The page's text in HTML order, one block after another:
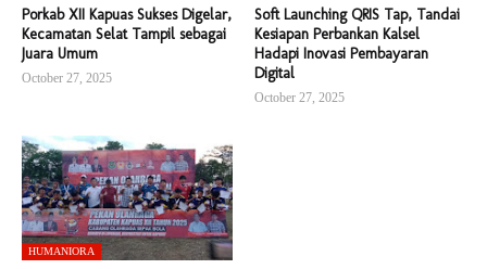
Porkab XII Kapuas Sukses Digelar,
Kecamatan Selat Tampil sebagai
Juara Umum
October 27, 2025
Soft Launching QRIS Tap, Tandai
Kesiapan Perbankan Kalsel
Hadapi Inovasi Pembayaran
Digital
October 27, 2025
HUMANIORA